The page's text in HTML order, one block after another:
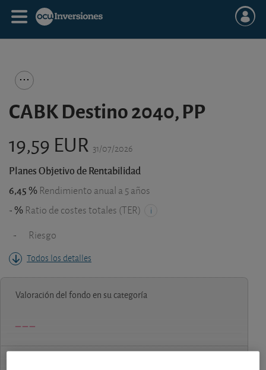
CABK Destino 2040, PP
19,59 EUR 31/07/2026
Planes Objetivo de Rentabilidad
6,45 % Rendimiento anual a 5 años
- % Ratio de costes totales (TER)
- Riesgo
Todos los detalles
Valoración del fondo en su categoría